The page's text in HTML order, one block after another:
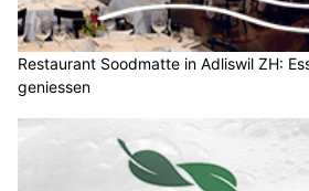
Restaurant Soodmatte in Adliswil ZH:
geniessen